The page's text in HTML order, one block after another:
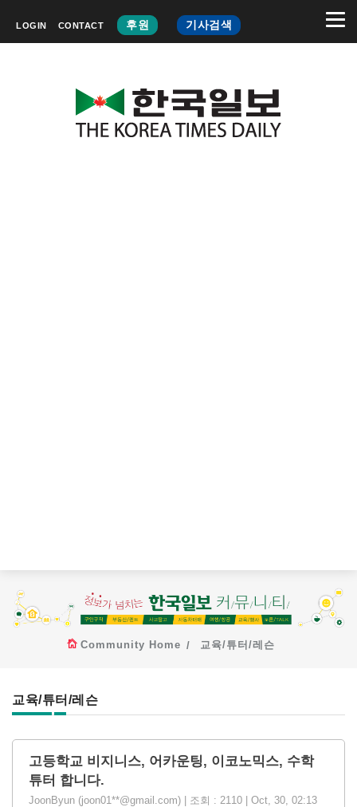
LOGIN CONTACT 후원 기사검색
Community Home 교육/튜터/레슨
교육/튜터/레슨
고등학교 비지니스, 어카운팅, 이코노믹스, 수학
튜터 합니다.
JoonByun (joon01**@gmail.com) | 조회 : 2110 | Oct, 30, 02:13